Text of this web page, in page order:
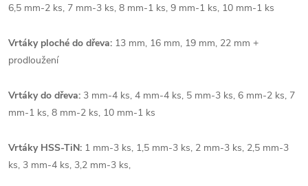
6,5 mm-2 ks, 7 mm-3 ks, 8 mm-1 ks, 9 mm-1 ks, 10 mm-1 ks
Vrtáky ploché do dřeva: 13 mm, 16 mm, 19 mm, 22 mm +
prodloužení
Vrtáky do dřeva: 3 mm-4 ks, 4 mm-4 ks, 5 mm-3 ks, 6 mm-2 ks, 7
mm-1 ks, 8 mm-2 ks, 10 mm-1 ks
Vrtáky HSS-TiN: 1 mm-3 ks, 1,5 mm-3 ks, 2 mm-3 ks, 2,5 mm-3
ks, 3 mm-4 ks, 3,2 mm-3 ks,